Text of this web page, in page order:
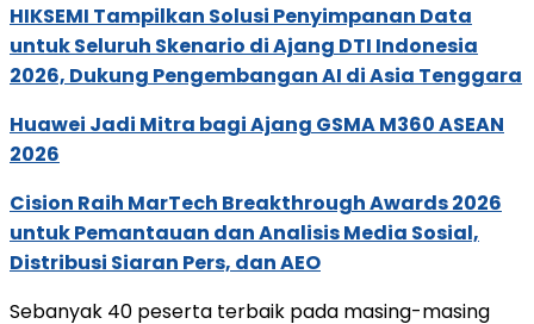
HIKSEMI Tampilkan Solusi Penyimpanan Data
untuk Seluruh Skenario di Ajang DTI Indonesia
2026, Dukung Pengembangan AI di Asia Tenggara
Huawei Jadi Mitra bagi Ajang GSMA M360 ASEAN
2026
Cision Raih MarTech Breakthrough Awards 2026
untuk Pemantauan dan Analisis Media Sosial,
Distribusi Siaran Pers, dan AEO
Sebanyak 40 peserta terbaik pada masing-masing